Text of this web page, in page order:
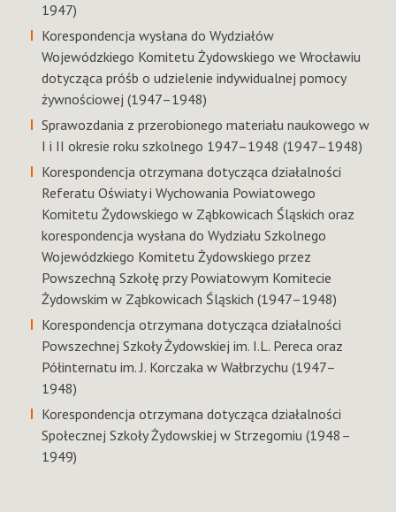
1947)
Korespondencja wysłana do Wydziałów
Wojewódzkiego Komitetu Żydowskiego we Wrocławiu
dotycząca próśb o udzielenie indywidualnej pomocy
żywnościowej (1947–1948)
Sprawozdania z przerobionego materiału naukowego w
I i II okresie roku szkolnego 1947–1948 (1947–1948)
Korespondencja otrzymana dotycząca działalności
Referatu Oświaty i Wychowania Powiatowego
Komitetu Żydowskiego w Ząbkowicach Śląskich oraz
korespondencja wysłana do Wydziału Szkolnego
Wojewódzkiego Komitetu Żydowskiego przez
Powszechną Szkołę przy Powiatowym Komitecie
Żydowskim w Ząbkowicach Śląskich (1947–1948)
Korespondencja otrzymana dotycząca działalności
Powszechnej Szkoły Żydowskiej im. I.L. Pereca oraz
Półinternatu im. J. Korczaka w Wałbrzychu (1947–
1948)
Korespondencja otrzymana dotycząca działalności
Społecznej Szkoły Żydowskiej w Strzegomiu (1948–
1949)